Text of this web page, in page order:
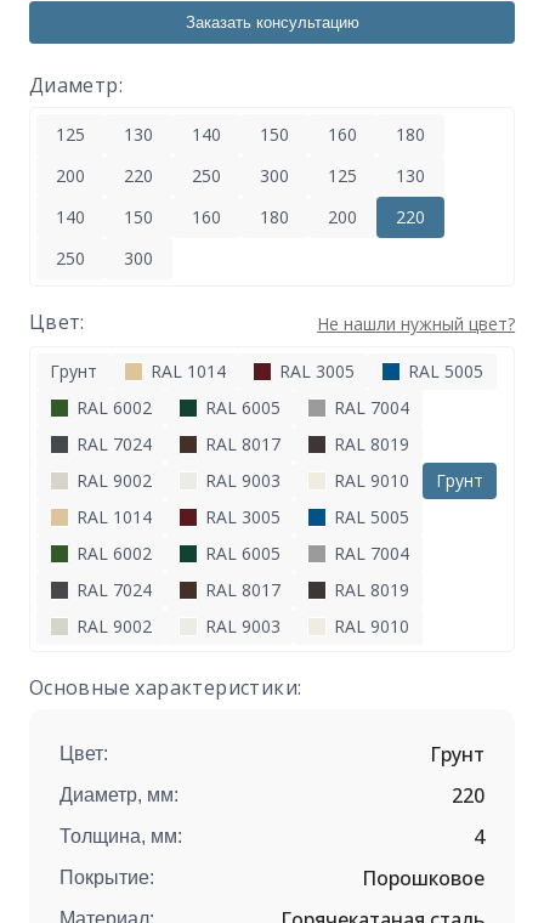
Заказать консультацию
Диаметр:
125 130 140 150 160
180
200
220 250 300 125
130
140
150 160 180 200
220
250
300
Цвет: Не нашли нужный цвет?
Грунт RAL 1014 RAL 3005
RAL 5005
RAL 6002
RAL 6005
RAL 7004
RAL 7024
RAL 8017
RAL 8019
RAL 9002
RAL 9003 RAL 9010
Грунт
RAL 1014
RAL 3005
RAL 5005
RAL 6002
RAL 6005
RAL 7004
RAL 7024
RAL 8017
RAL 8019
RAL 9002
RAL 9003 RAL 9010
Основные характеристики:
Цвет: Грунт
Диаметр, мм: 220
Толщина, мм: 4
Покрытие: Порошковое
Материал: